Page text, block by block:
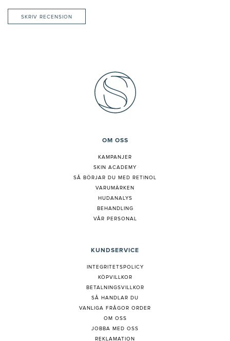
SKRIV RECENSION
OM OSS
KAMPANJER
SKIN ACADEMY
SÅ BÖRJAR DU MED RETINOL
VARUMÄRKEN
HUDANALYS
BEHANDLING
VÅR PERSONAL
KUNDSERVICE
INTEGRITETSPOLICY
KÖPVILLKOR
BETALNINGSVILLKOR
SÅ HANDLAR DU
VANLIGA FRÅGOR ORDER
OM OSS
JOBBA MED OSS
REKLAMATION